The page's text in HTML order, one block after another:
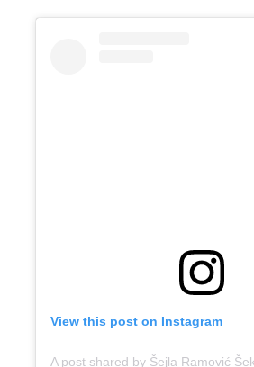
View this post on Instagram
A post shared by Šejla Ramović